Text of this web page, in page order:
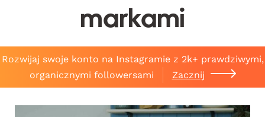
markami
Rozwijaj swoje konto na Instagramie z 2k+ prawdziwymi,
organicznymi followersami
Zacznij